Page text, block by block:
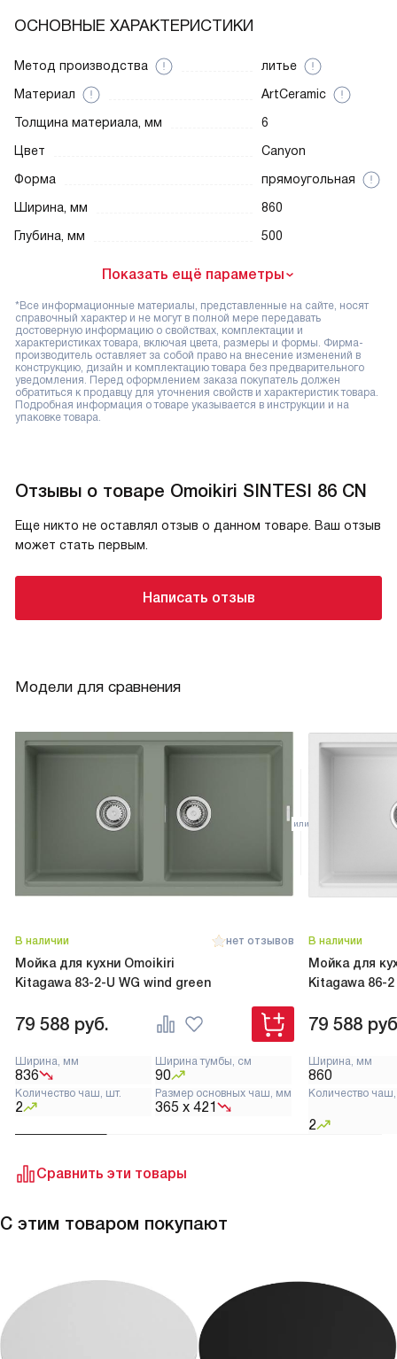
ОСНОВНЫЕ ХАРАКТЕРИСТИКИ
Метод производства
литье
Материал
ArtCeramic
Толщина материала, мм
6
Цвет
Canyon
Форма
прямоугольная
Ширина, мм
860
Глубина, мм
500
Показать ещё параметры
*Все информационные материалы, представленные на сайте, носят
справочный характер и не могут в полной мере передавать
достоверную информацию о свойствах, комплектации и
характеристиках товара, включая цвета, размеры и формы. Фирма-
производитель оставляет за собой право на внесение изменений в
конструкцию, дизайн и комплектацию товара без предварительного
уведомления. Перед оформлением заказа покупатель должен
обратиться к продавцу для уточнения свойств и характеристик товара.
Подробная информация о товаре указывается в инструкции и на
упаковке товара.
Отзывы о товаре Omoikiri SINTESI 86 CN
Еще никто не оставлял отзыв о данном товаре. Ваш отзыв
может стать первым.
Написать отзыв
Модели для сравнения
Сравнить эти товары
В наличии нет отзывов
Мойка для кухни Omoikiri
Kitagawa 83-2-U WG wind green
79 588 руб.
Ширина, мм
836
Ширина тумбы, см
90
Количество чаш, шт.
2
Размер основных чаш, мм
365 х 421
В наличии
Мойка для
Kitagawa 86-
79 588
Ширина, мм
860
Количество
2
С этим товаром покупают